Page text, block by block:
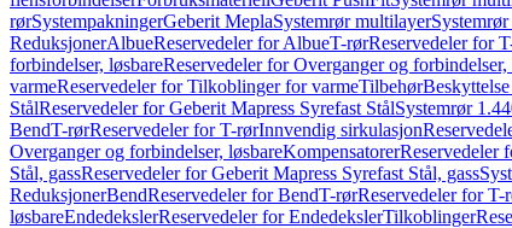
rørSystempakningerGeberit MeplaSystemrør multilayer
ReduksjonerAlbueReservedeler for AlbueT-rørReservedeler for
forbindelser, løsbareReservedeler for Overganger og forbindelser,
varmeReservedeler for Tilkoblinger for varmeTilbehør
StålReservedeler for Geberit Mapress Syrefast StålSystemrør
BendT-rørReservedeler for T-rørInnvendig sirkulasjon
Overganger og forbindelser, løsbareKompensatorerReservedeler
Stål, gassReservedeler for Geberit Mapress Syrefast Stål, gass
ReduksjonerBendReservedeler for BendT-rørReservedeler for T-
løsbareEndedekslerReservedeler for EndedekslerTilkoblinger